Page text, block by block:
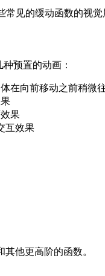
常见的缓动函数的视
预置的动画：
在向前移动之前稍微
果
互效果
他更高阶的函数。